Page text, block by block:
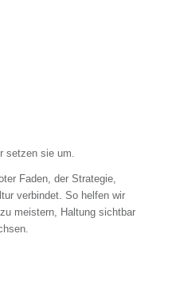
setzen sie um.
Faden, der Strategie,
verbindet. So helfen wir
meistern, Haltung sichtbar